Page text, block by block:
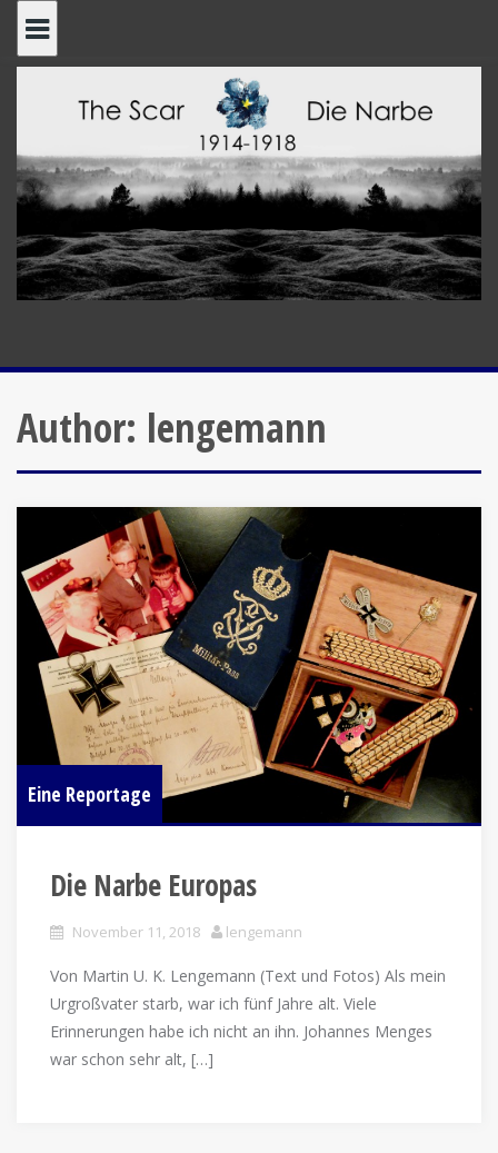
content
Author: lengemann
Eine Reportage
Die Narbe Europas
November 11, 2018 lengemann
Von Martin U. K. Lengemann (Text und Fotos) Als mein
Urgroßvater starb, war ich fünf Jahre alt. Viele
Erinnerungen habe ich nicht an ihn. Johannes Menges
war schon sehr alt, […]